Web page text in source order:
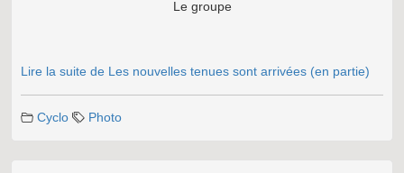
Le groupe
Lire la suite de Les nouvelles tenues sont arrivées (en partie)
Cyclo Photo